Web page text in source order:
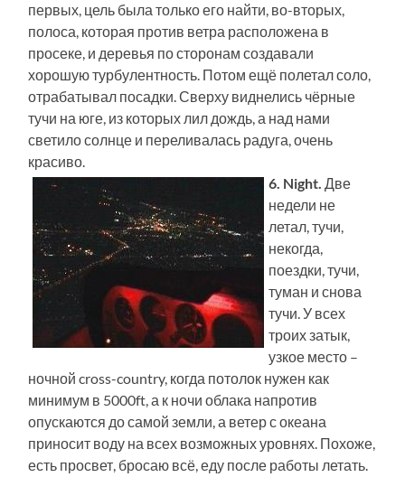
первых, цель была только его найти, во-вторых,
полоса, которая против ветра расположена в
просеке, и деревья по сторонам создавали
хорошую турбулентность. Потом ещё полетал соло,
отрабатывал посадки. Сверху виднелись чёрные
тучи на юге, из которых лил дождь, а над нами
светило солнце и переливалась радуга, очень
красиво.
6. Night. Две
недели не
летал, тучи,
некогда,
поездки, тучи,
туман и снова
тучи. У всех
троих затык,
узкое место –
ночной cross-country, когда потолок нужен как
минимум в 5000ft, а к ночи облака напротив
опускаются до самой земли, а ветер с океана
приносит воду на всех возможных уровнях. Похоже,
есть просвет, бросаю всё, еду после работы летать.